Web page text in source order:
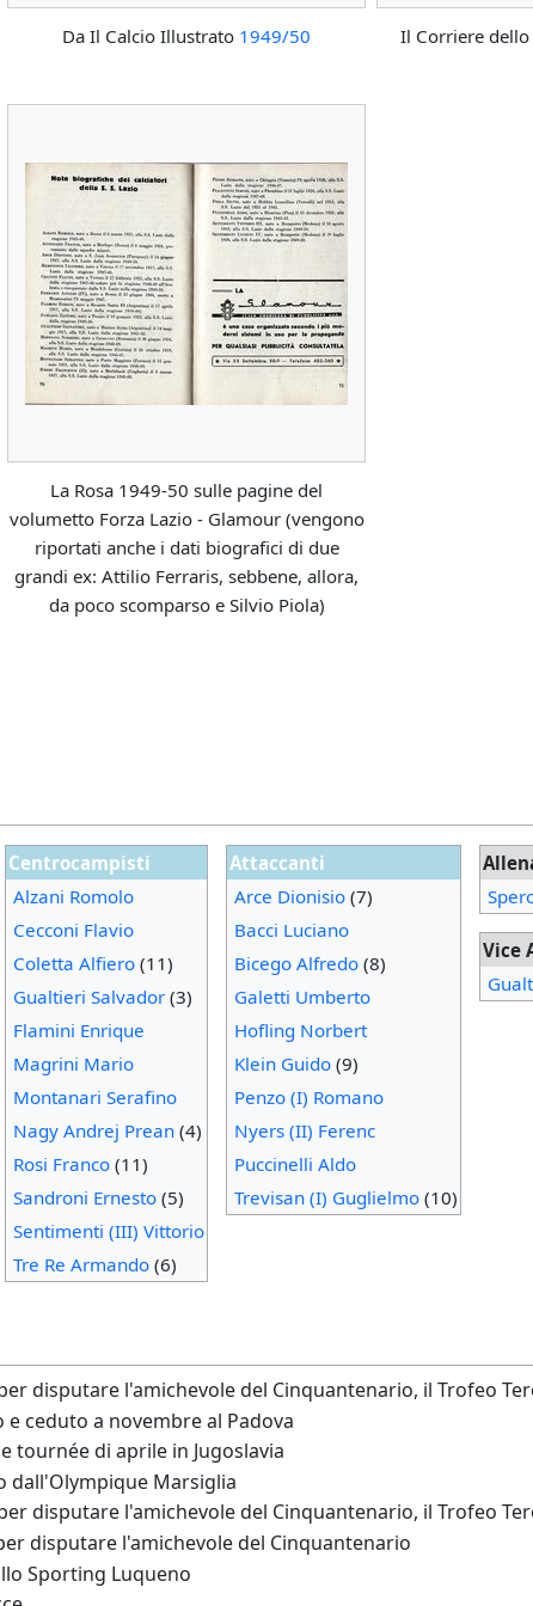
Da Il Calcio Illustrato 1949/50
Il Corriere
La Rosa 1949-50 sulle pagine del
volumetto Forza Lazio - Glamour (vengono
riportati anche i dati biografici di due
grandi ex: Attilio Ferraris, sebbene, allora,
da poco scomparso e Silvio Piola)
Centrocampisti
Alzani Romolo
Cecconi Flavio
Coletta Alfiero(11)
Gualtieri Salvador(3)
Flamini Enrique
Magrini Mario
Montanari Serafino
Nagy Andrej Prean(4)
Rosi Franco(11)
Sandroni Ernesto(5)
Sentimenti (III) Vittorio
Tre Re Armando(6)
Attaccanti
Arce Dionisio (7)
Bacci Luciano
Bicego Alfredo (8)
Galetti Umberto
Hofling Norbert
Klein Guido (9)
Penzo (I) Romano
Nyers (II) Ferenc
Puccinelli Aldo
Trevisan (I) Guglielmo (10)
Vice
disputare l'amichevole del Cinquantenario, il Trofeo
ceduto a novembre al Padova
tournée di aprile in Jugoslavia
dall'Olympique Marsiglia
disputare l'amichevole del Cinquantenario, il Trofeo
disputare l'amichevole del Cinquantenario
Sporting Luqueno